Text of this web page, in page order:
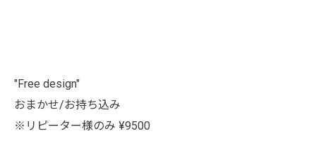
"Free design"
おまかせ/お持ち込み
※リピーター様のみ ¥9500